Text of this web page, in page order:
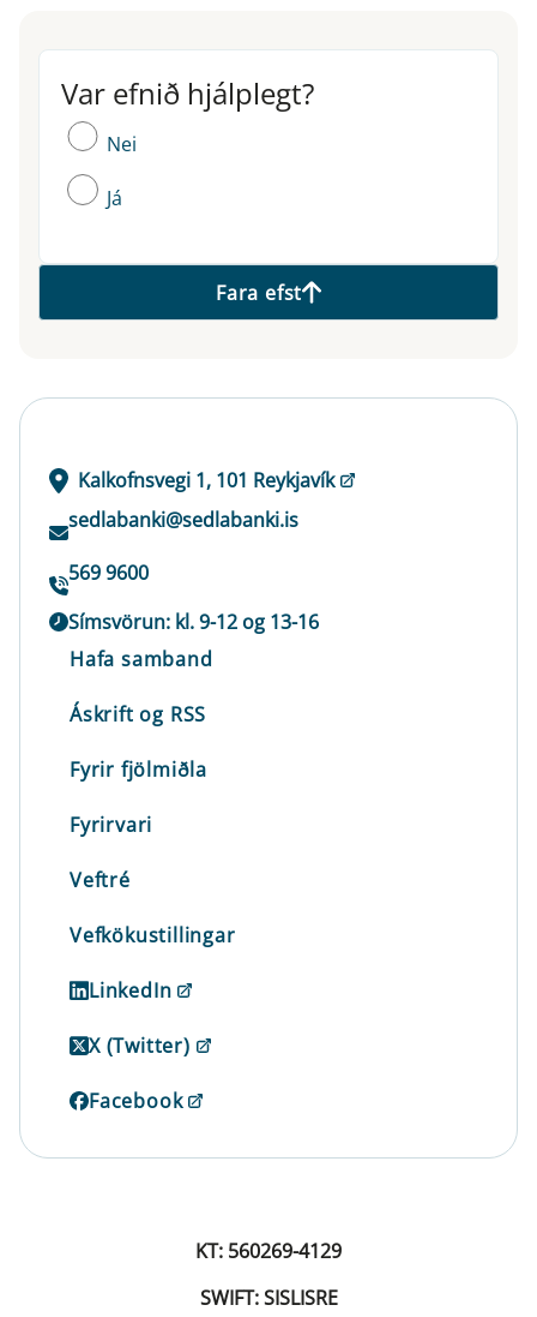
Var efnið hjálplegt?
Var efnið hjálplegt?
Nei
Já
Fara efst
Kalkofnsvegi 1, 101 Reykjavík
sedlabanki@sedlabanki.is
569 9600
Símsvörun: kl. 9-12 og 13-16
Hafa samband
Áskrift og RSS
Fyrir fjölmiðla
Fyrirvari
Veftré
Vefkökustillingar
LinkedIn
X (Twitter)
Facebook
KT: 560269-4129
SWIFT: SISLISRE